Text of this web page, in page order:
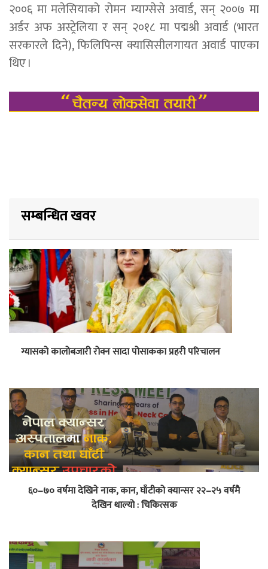
२००६ मा मलेसियाको रोमन म्याग्सेसे अवार्ड, सन् २००७ मा
अर्डर अफ अस्ट्रेलिया र सन् २०१८ मा पद्मश्री अवार्ड (भारत
सरकारले दिने), फिलिपिन्स क्यासिसीलगायत अवार्ड पाएका
थिए ।
सम्बन्धित खवर
ग्यासको कालोबजारी रोक्न सादा पोसाकका प्रहरी परिचालन
६०–७० वर्षमा देखिने नाक, कान, घाँटीको क्यान्सर २२–२५ वर्षमै
देखिन थाल्यो : चिकित्सक